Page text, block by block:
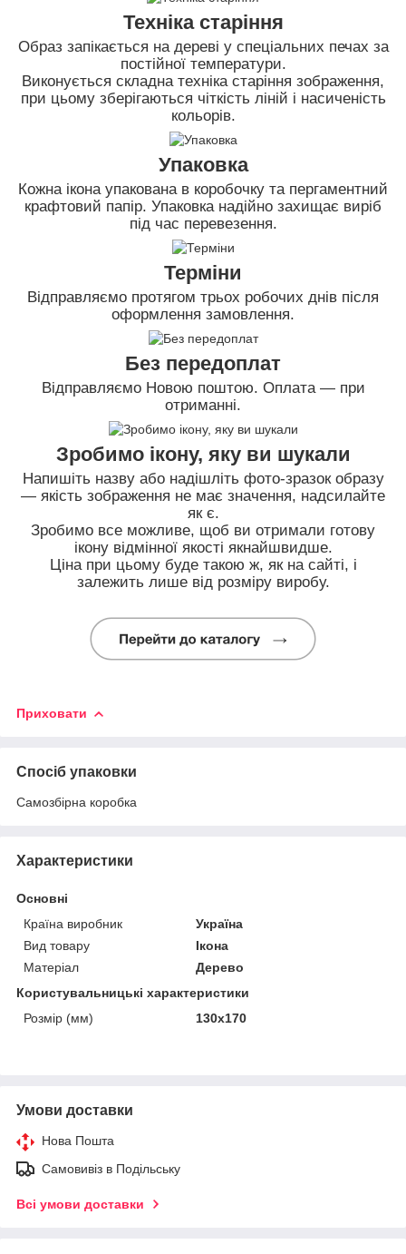
Техніка старіння
Образ запікається на дереві у спеціальних печах за
постійної температури.
Виконується складна техніка старіння зображення,
при цьому зберігаються чіткість ліній і насиченість
кольорів.
Упаковка
Кожна ікона упакована в коробочку та пергаментний
крафтовий папір. Упаковка надійно захищає виріб
під час перевезення.
Терміни
Відправляємо протягом трьох робочих днів після
оформлення замовлення.
Без передоплат
Відправляємо Новою поштою. Оплата — при
отриманні.
Зробимо ікону, яку ви шукали
Напишіть назву або надішліть фото-зразок образу
— якість зображення не має значення, надсилайте
як є.
Зробимо все можливе, щоб ви отримали готову
ікону відмінної якості якнайшвидше.
Ціна при цьому буде такою ж, як на сайті, і
залежить лише від розміру виробу.
Приховати
Спосіб упаковки
Самозбірна коробка
Характеристики
Основні
Країна виробник
Україна
Вид товару
Ікона
Матеріал
Дерево
Користувальницькі характеристики
Розмір (мм)
130х170
Умови доставки
Нова Пошта
Самовивіз в Подільську
Всі умови доставки